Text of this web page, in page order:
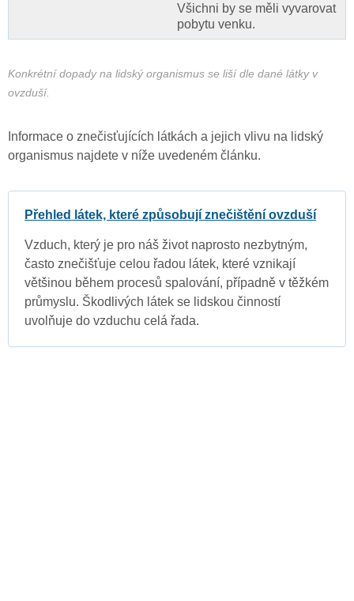
Všichni by se měli vyvarovat
pobytu venku.
Konkrétní dopady na lidský organismus se liší dle dané látky v
ovzduší.
Informace o znečisťujících látkách a jejich vlivu na lidský
organismus najdete v níže uvedeném článku.
Přehled látek, které způsobují znečištění ovzduší
Vzduch, který je pro náš život naprosto nezbytným,
často znečišťuje celou řadou látek, které vznikají
většinou během procesů spalování, případně v těžkém
průmyslu. Škodlivých látek se lidskou činností
uvolňuje do vzduchu celá řada.